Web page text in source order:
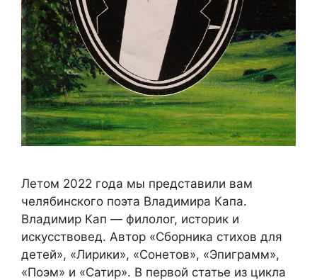
Летом 2022 года мы представили вам
челябинского поэта Владимира Капа.
Владимир Кап — филолог, историк и
искусствовед. Автор «Сборника стихов для
детей», «Лирики», «Сонетов», «Эпиграмм»,
«Поэм» и «Сатир». В первой статье из цикла